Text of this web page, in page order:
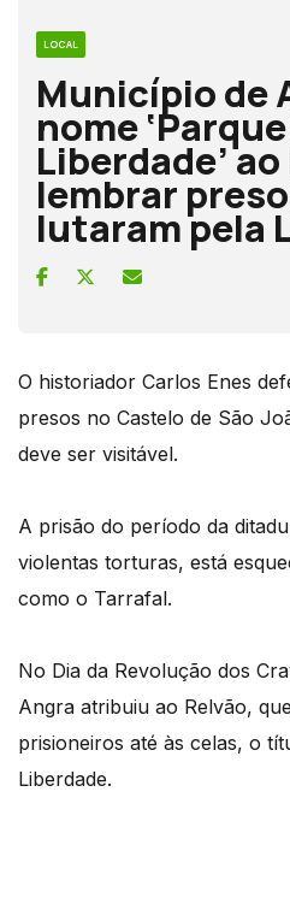
LOCAL
Município de
nome
Liberdade’
lembrar
lutaram pela
O historiador Carlos Enes
presos no Castelo de São
deve ser visitável.
A prisão do período da
violentas torturas, está
como o Tarrafal.
No Dia da Revolução dos
Angra atribuiu ao Relvão,
prisioneiros até às celas, o
Liberdade.